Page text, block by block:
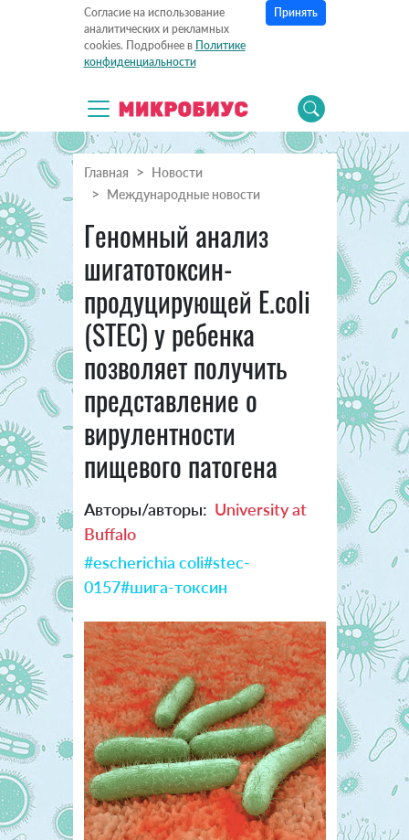
Согласие на использование
аналитических и рекламных
cookies. Подробнее в Политике
конфиденциальности
Принять
Главная
Новости
Международные новости
Геномный анализ
шигатотоксин-
продуцирующей E.coli
(STEC) у ребенка
позволяет получить
представление о
вирулентности
пищевого патогена
Авторы/авторы: University at
Buffalo
#escherichia coli#stec-
0157#шига-токсин